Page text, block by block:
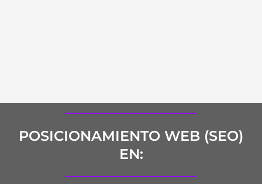
POSICIONAMIENTO WEB (SEO)
EN: